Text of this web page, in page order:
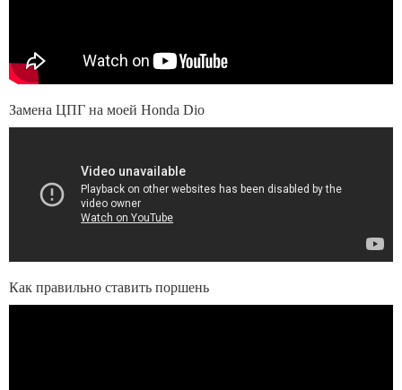
Замена ЦПГ на моей Honda Dio
Как правильно ставить поршень